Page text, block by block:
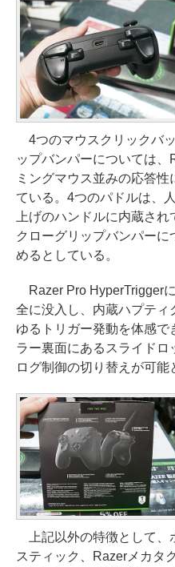
4つのマウスクリックバ
ップバンパーについては
ミングマウス並みの応答
ている。4つのパドルは、
上げのハンドルに内蔵さ
クローグリップバンパー
めるとしている。
Razer Pro HyperTrigger
全に没入し、内蔵ハプティ
ゆるトリガー発動を体感
ラー裏面にあるスライド
ログ制御の切り替えが可能
上記以外の特徴として、
スティック、Razerメカタ